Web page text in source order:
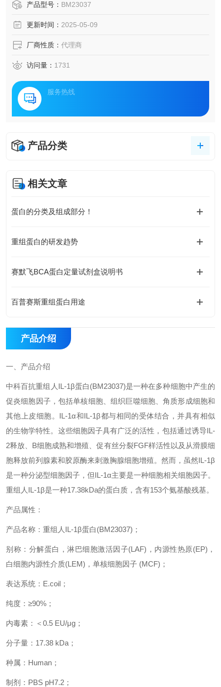
产品型号： BM23037
更新时间： 2025-05-09
厂商性质： 代理商
访问量： 1731
服务热线
产品分类
相关文章
蛋白的分类及组成部分！
重组蛋白的研发趋势
赛默飞BCA蛋白定量试剂盒说明书
百普赛斯重组蛋白用途
产品介绍
一、 产品介绍
中科百抗重组人 IL-1β蛋白(BM23037)是一种在多种细胞中产生的
促炎细胞因子，包括单核细胞、组织巨噬细胞、角质形成细胞和
其他上皮细胞。 IL-1α和IL-1β都与相同的受体结合，并具有相似
的生物学特性。这些细胞因子具有广泛的活性，包括通过诱导IL-
2释放、 B细胞成熟和增殖、促有丝分裂FGF样活性以及从滑膜细
胞释放前列腺素和胶原酶来刺激胸腺细胞增殖。然而，虽然IL-1β
是一种分泌型细胞因子，但IL-1α主要是一种细胞相关细胞因子。
重组人 IL-1β是一种17.38kDa的蛋白质，含有153个氨基酸残基。
产品属性：
产品名称：重组人 IL-1β蛋白(BM23037) ；
别称：分解蛋白，淋巴细胞激活因子(LAF) ，内源性热原(EP) ，
白细胞内源性介质(LEM) ，单核细胞因子 (MCF) ；
表达系统： E.coil ；
纯度： ≥90% ；
内毒素：＜ 0.5 EU/μg ；
分子量： 17.38 kDa ；
种属： Human ；
制剂： PBS pH7.2 ；